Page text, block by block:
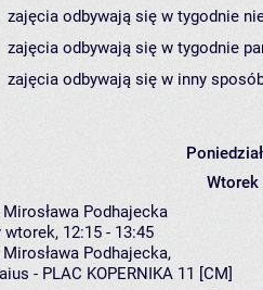
zajęcia odbywają się w tygodnie
zajęcia odbywają się w tygodnie
zajęcia odbywają się w inny
Wtorek
Podhajecka
wtorek, 12:15 - 13:45
Mirosława Podhajecka,
- PLAC KOPERNIKA 11 [CM]